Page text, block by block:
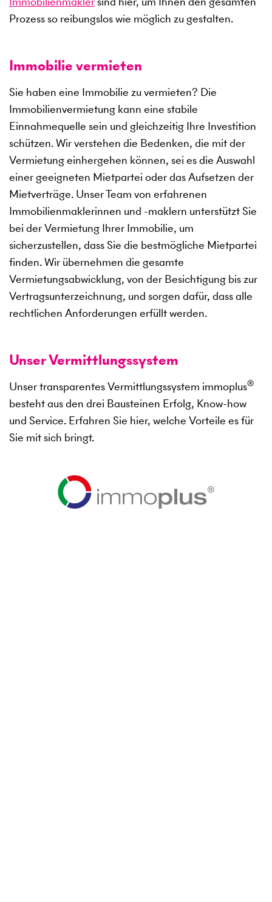
Prozess so reibungslos wie möglich zu gestalten.
Immobilie vermieten
Sie haben eine Immobilie zu vermieten? Die
Immobilienvermietung kann eine stabile
Einnahmequelle sein und gleichzeitig Ihre Investition
schützen. Wir verstehen die Bedenken, die mit der
Vermietung einhergehen können, sei es die Auswahl
einer geeigneten Mietpartei oder das Aufsetzen der
Mietverträge. Unser Team von erfahrenen
Immobilienmaklerinnen und -maklern unterstützt Sie
bei der Vermietung Ihrer Immobilie, um
sicherzustellen, dass Sie die bestmögliche Mietpartei
finden. Wir übernehmen die gesamte
Vermietungsabwicklung, von der Besichtigung bis zur
Vertragsunterzeichnung, und sorgen dafür, dass alle
rechtlichen Anforderungen erfüllt werden.
Unser Vermittlungssystem
Unser transparentes Vermittlungssystem immoplus®
besteht aus den drei Bausteinen Erfolg, Know-how
und Service. Erfahren Sie hier, welche Vorteile es für
Sie mit sich bringt.